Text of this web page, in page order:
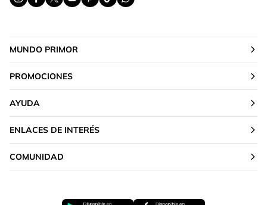
MUNDO PRIMOR
PROMOCIONES
AYUDA
ENLACES DE INTERÉS
COMUNIDAD